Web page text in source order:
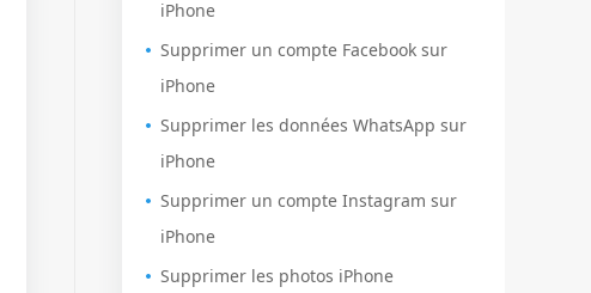
iPhone
Supprimer un compte Facebook sur
iPhone
Supprimer les données WhatsApp sur
iPhone
Supprimer un compte Instagram sur
iPhone
Supprimer les photos iPhone